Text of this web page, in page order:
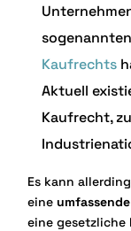
Kaufrechts
Aktuell
Kaufrecht,
Es kann
eine
eine